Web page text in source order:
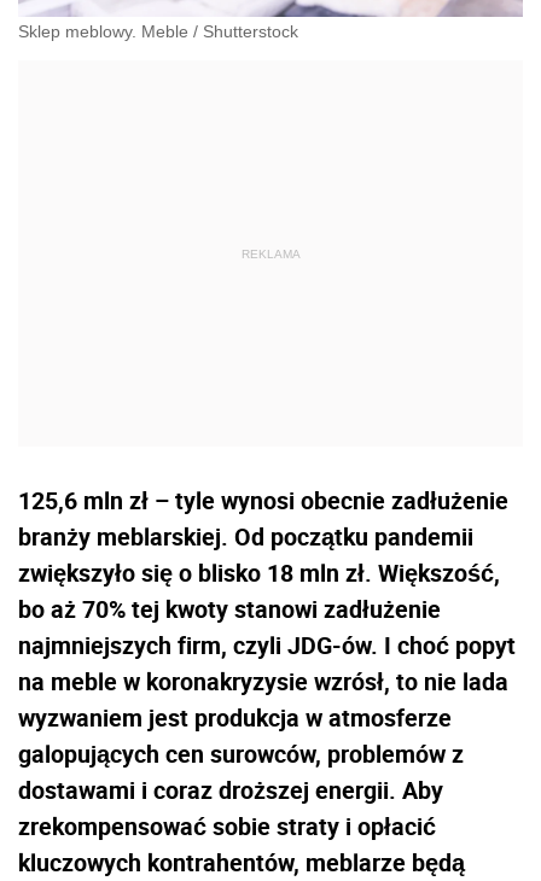
Sklep meblowy. Meble / Shutterstock
125,6 mln zł – tyle wynosi obecnie zadłużenie
branży meblarskiej. Od początku pandemii
zwiększyło się o blisko 18 mln zł. Większość,
bo aż 70% tej kwoty stanowi zadłużenie
najmniejszych firm, czyli JDG-ów. I choć popyt
na meble w koronakryzysie wzrósł, to nie lada
wyzwaniem jest produkcja w atmosferze
galopujących cen surowców, problemów z
dostawami i coraz droższej energii. Aby
zrekompensować sobie straty i opłacić
kluczowych kontrahentów, meblarze będą